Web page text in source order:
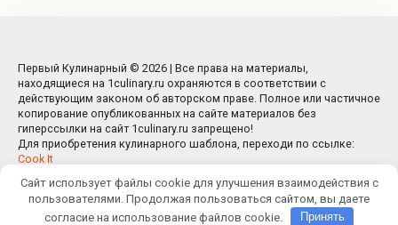
Первый Кулинарный © 2026 | Все права на материалы,
находящиеся на 1culinary.ru охраняются в соответствии с
действующим законом об авторском праве. Полное или частичное
копирование опубликованных на сайте материалов без
гиперссылки на сайт 1culinary.ru запрещено!
Для приобретения кулинарного шаблона, переходи по ссылке:
Cook It
Сайт использует файлы cookie для улучшения взаимодействия с
пользователями. Продолжая пользоваться сайтом, вы даете
согласие на использование файлов cookie.
Принять